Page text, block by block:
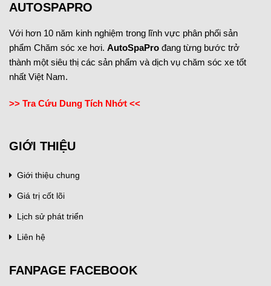
AUTOSPAPRO
Với hơn 10 năm kinh nghiệm trong lĩnh vực phân phối sản
phẩm Chăm sóc xe hơi. AutoSpaPro đang từng bước trở
thành một siêu thị các sản phẩm và dịch vụ chăm sóc xe tốt
nhất Việt Nam.
>> Tra Cứu Dung Tích Nhớt <<
GIỚI THIỆU
Giới thiệu chung
Giá trị cốt lõi
Lịch sử phát triển
Liên hệ
FANPAGE FACEBOOK